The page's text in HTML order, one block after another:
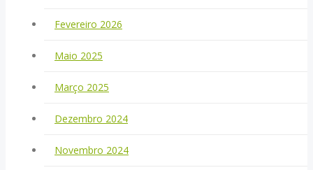
Fevereiro 2026
Maio 2025
Março 2025
Dezembro 2024
Novembro 2024